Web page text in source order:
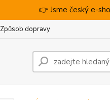
👉 Jsme český e-
Způsob dopravy